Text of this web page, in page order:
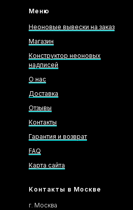
Меню
Неоновые вывески на заказ
Магазин
Конструктор неоновых
надписей
О нас
Доставка
Отзывы
Контакты
Гарантия и возврат
FAQ
Карта сайта
Контакты в Москве
г. Москва